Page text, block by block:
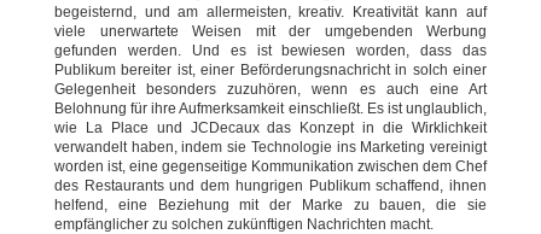
begeisternd, und am allermeisten, kreativ. Kreativität kann auf
viele unerwartete Weisen mit der umgebenden Werbung
gefunden werden. Und es ist bewiesen worden, dass das
Publikum bereiter ist, einer Beförderungsnachricht in solch einer
Gelegenheit besonders zuzuhören, wenn es auch eine Art
Belohnung für ihre Aufmerksamkeit einschließt. Es ist unglaublich,
wie La Place und JCDecaux das Konzept in die Wirklichkeit
verwandelt haben, indem sie Technologie ins Marketing vereinigt
worden ist, eine gegenseitige Kommunikation zwischen dem Chef
des Restaurants und dem hungrigen Publikum schaffend, ihnen
helfend, eine Beziehung mit der Marke zu bauen, die sie
empfänglicher zu solchen zukünftigen Nachrichten macht.